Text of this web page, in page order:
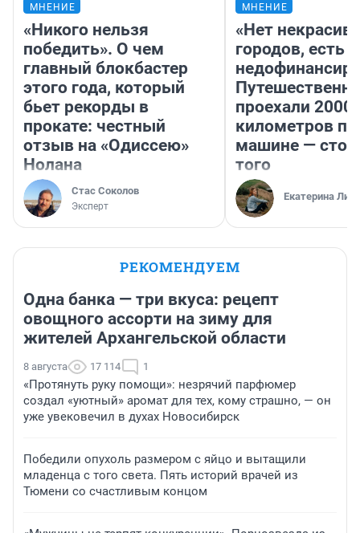
МНЕНИЕ
«Никого нельзя
победить». О чем
главный блокбастер
этого года, который
бьет рекорды в
прокате: честный
отзыв на «Одиссею»
Нолана
Стас Соколов
Эксперт
МНЕНИЕ
«Нет
городов, есть
проехали 2000
километров по
машине —
того
Екатерина
РЕКОМЕНДУЕМ
Одна банка — три вкуса: рецепт
овощного ассорти на зиму для
жителей Архангельской области
8 августа 17 114 1
«Протянуть руку помощи»: незрячий парфюмер
создал «уютный» аромат для тех, кому страшно, — он
уже увековечил в духах Новосибирск
Победили опухоль размером с яйцо и вытащили
младенца с того света. Пять историй врачей из
Тюмени со счастливым концом